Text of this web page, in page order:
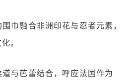
巾融合非洲印花与忍者元素，
。
道与芭蕾结合，呼应法国作为